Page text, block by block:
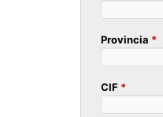
Provincia *
CIF *